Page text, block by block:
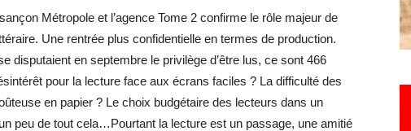
Métropole et l’agence Tome 2 confirme le rôle majeur de
Une rentrée plus confidentielle en termes de production.
disputaient en septembre le privilège d’être lus, ce sont 466
pour la lecture face aux écrans faciles ? La difficulté des
en papier ? Le choix budgétaire des lecteurs dans un
peu de tout cela…Pourtant la lecture est un passage, une amitié